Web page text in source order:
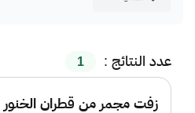
عدد النتائج : 1
زفت مجمر من قطران الخنور